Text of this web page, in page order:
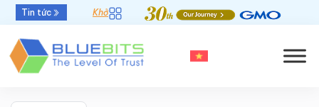
Tin tức Khởi đầu mới - Thời hạn chứng thư số 47 ngày